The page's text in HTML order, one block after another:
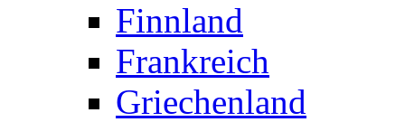
Finnland
Frankreich
Griechenland